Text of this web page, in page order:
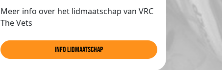
Meer info over het lidmaatschap van VRC
The Vets
info lidmaatschap